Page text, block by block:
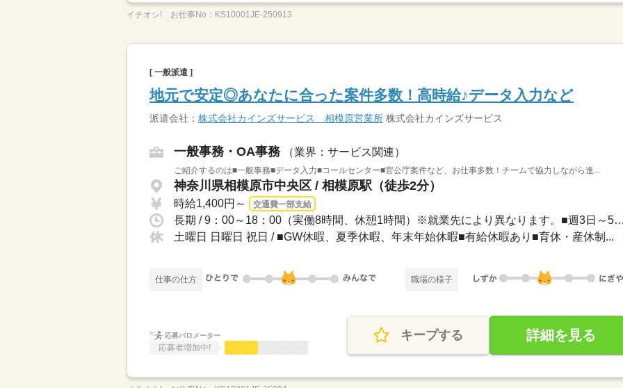
イチオシ! お仕事No： KS10001JE-250913
[ 一般派遣 ]
地元で安定◎あなたに合った案件多数！高時給♪データ入力など
派遣会社： 株式会社カインズサービス 相模原営業所 株式会社カインズサービス
一般事務・OA事務 （業界：サービス関連）
ご紹介するのは■一般事務■データ入力■コールセンター■官公庁案件など、お仕事多数！チームで協力しながら進...
神奈川県相模原市中央区 / 相模原駅（徒歩2分）
時給1,400円～ 交通費一部支給
長期 / 9：00～18：00（実働8時間、休憩1時間）※就業先により異なります。■週3日～5日...
土曜日 日曜日 祝日 / ■GW休暇、夏季休暇、年末年始休暇■有給休暇あり■育休・産休制...
仕事の仕方 職場の様子
応募バロメーター
応募者増加中!
キープする 詳細を見る